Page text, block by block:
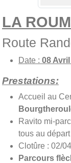
LA
Route
Date : 08
Prestations:
Accueil au
Ravito mi-
tous au
Clotûre : 02/
Parcours